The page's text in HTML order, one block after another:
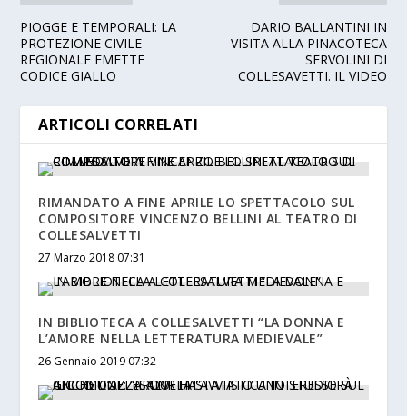
PIOGGE E TEMPORALI: LA
PROTEZIONE CIVILE
REGIONALE EMETTE
CODICE GIALLO
DARIO BALLANTINI IN
VISITA ALLA PINACOTECA
SERVOLINI DI
COLLESAVETTI. IL VIDEO
ARTICOLI CORRELATI
RIMANDATO A FINE APRILE LO SPETTACOLO SUL
COMPOSITORE VINCENZO BELLINI AL TEATRO DI
COLLESALVETTI
27 Marzo 2018 07:31
IN BIBLIOTECA A COLLESALVETTI “LA DONNA E
L’AMORE NELLA LETTERATURA MEDIEVALE”
26 Gennaio 2019 07:32